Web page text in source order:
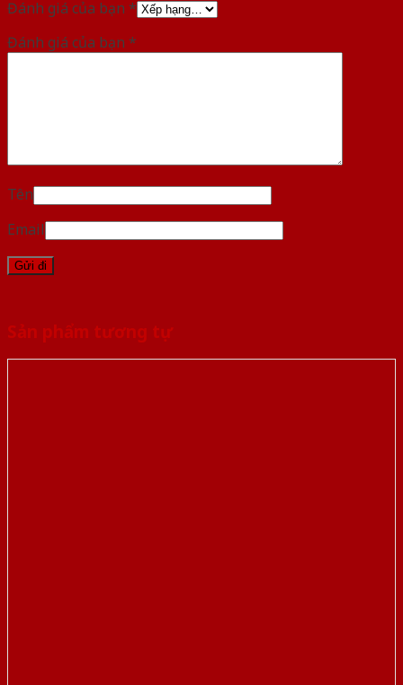
Đánh giá của bạn *
Đánh giá của bạn *
Tên
Email
Sản phẩm tương tự